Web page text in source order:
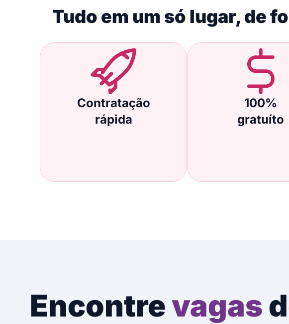
Tudo em um só lugar, de
Contratação
rápida
100%
gratuíto
Encontrevagas